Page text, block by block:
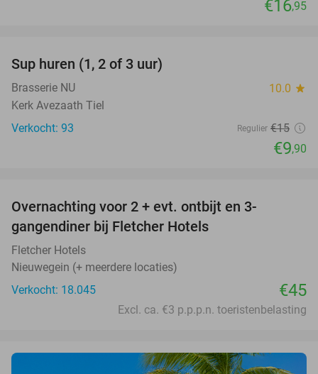
€16,95
Sup huren (1, 2 of 3 uur)
Brasserie NU 10.0 star
Kerk Avezaath Tiel
Verkocht: 93
Regulier €15
€9,90
Overnachting voor 2 + evt. ontbijt en 3-
gangendiner bij Fletcher Hotels
Fletcher Hotels
Nieuwegein (+ meerdere locaties)
Verkocht: 18.045
€45
Excl. ca. €3 p.p.p.n. toeristenbelasting